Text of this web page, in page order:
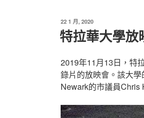
法
輪
法
社
團
動〉
發
佈
於
22 1 月, 2020
特拉華大學放
2019年11月13日，特
錄片的放映會。該大
Newark的市議員Chris